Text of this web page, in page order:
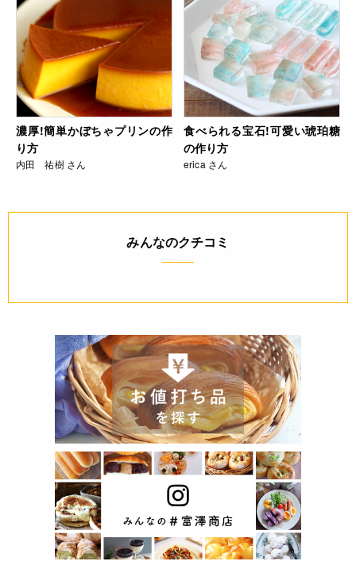
濃厚!簡単かぼちゃプリンの作
り方
内田 祐樹 さん
食べられる宝石!可愛い琥珀糖
の作り方
erica さん
みんなのクチコミ